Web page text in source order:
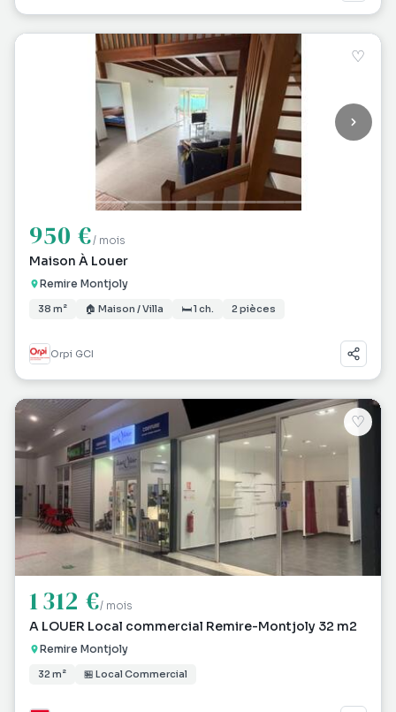
♡
950 €/ mois
Maison À Louer
Remire Montjoly
38 m² 🏠 Maison / Villa 🛏 1 ch. 2 pièces
Orpi GCI
♡
1 312 €/ mois
A LOUER Local commercial Remire-Montjoly 32 m2
Remire Montjoly
32 m² 🏪 Local Commercial